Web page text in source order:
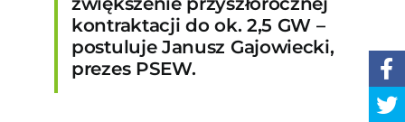
kontraktacji do ok. 2,5 GW –
postuluje Janusz Gajowiecki,
prezes PSEW.